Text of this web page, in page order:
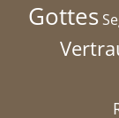
Gottes